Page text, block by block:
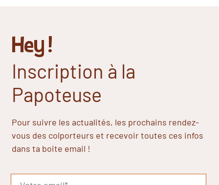
Hey !
Inscription à la
Papoteuse
Pour suivre les actualités, les prochains rendez-
vous des colporteurs et recevoir toutes ces infos
dans ta boite email !